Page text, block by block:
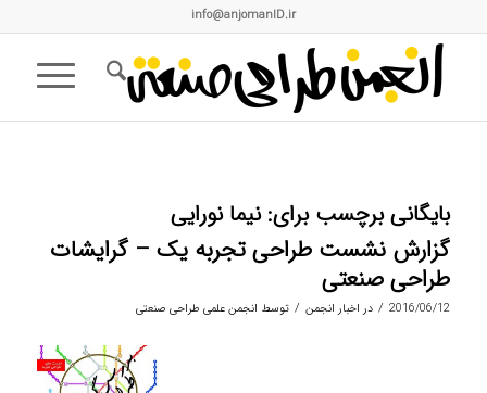
info@anjomanID.ir
بایگانی برچسب برای:نیما نورایی
گزارش نشست طراحی تجربه یک – گرایشات
طراحی صنعتی
2016/06/12
/ در اخبار انجمن / توسط انجمن علمی طراحی صنعتی